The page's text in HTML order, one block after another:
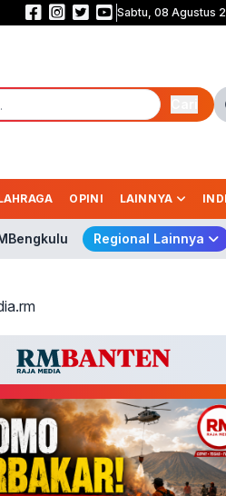
Terbakar! 120 Hektare Hutan Hangus,
Sabtu, 08 Agustus
OPINI LAINNYA
Regional Lainnya